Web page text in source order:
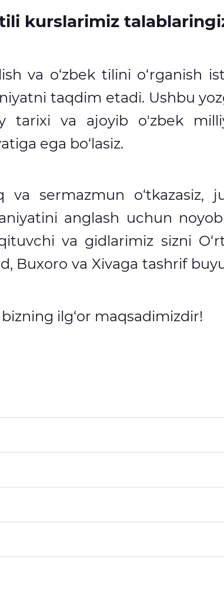
tili kurslarimiz
va o‘zbek tilini o‘rganish
taqdim etadi. Ushbu
tarixi va ajoyib o'zbek
ega bo‘lasiz.
sermazmun o‘tkazasiz,
anglash uchun
va gidlarimiz sizni
Buxoro va Xivaga tashrif
ilg‘or maqsadimizdir!